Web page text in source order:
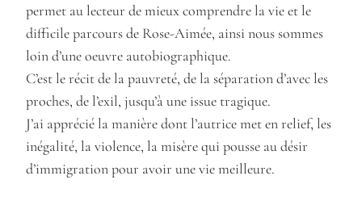
permet au lecteur de mieux comprendre la vie et le
difficile parcours de Rose-Aimée, ainsi nous sommes
loin d’une oeuvre autobiographique.
C’est le récit de la pauvreté, de la séparation d’avec les
proches, de l’exil, jusqu’à une issue tragique.
J’ai apprécié la manière dont l’autrice met en relief, les
inégalité, la violence, la misère qui pousse au désir
d’immigration pour avoir une vie meilleure.